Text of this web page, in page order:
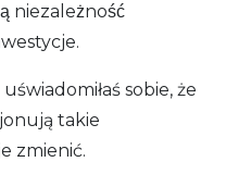
niezależność
sobie, że
takie
zmienić.